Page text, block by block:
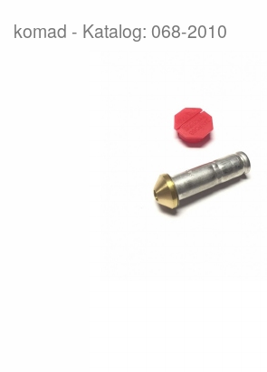
komad Katalog: 068-2010